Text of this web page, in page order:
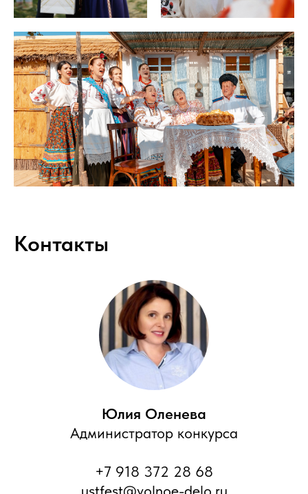
Контакты
Юлия Оленева
Администратор конкурса
+7 918 372 28 68
ustfest@volnoe-delo.ru